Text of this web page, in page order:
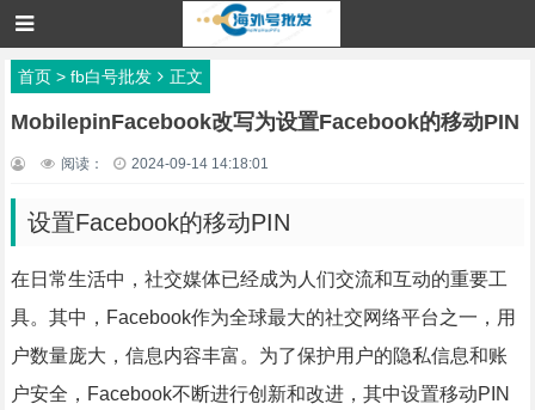
首页> fb白号批发 正文
MobilepinFacebook改写为设置Facebook的移动PIN
阅读： 2024-09-14 14:18:01
设置Facebook的移动PIN
在日常生活中，社交媒体已经成为人们交流和互动的重要工
具。其中，Facebook作为全球最大的社交网络平台之一，用
户数量庞大，信息内容丰富。为了保护用户的隐私信息和账
户安全，Facebook不断进行创新和改进，其中设置移动PIN